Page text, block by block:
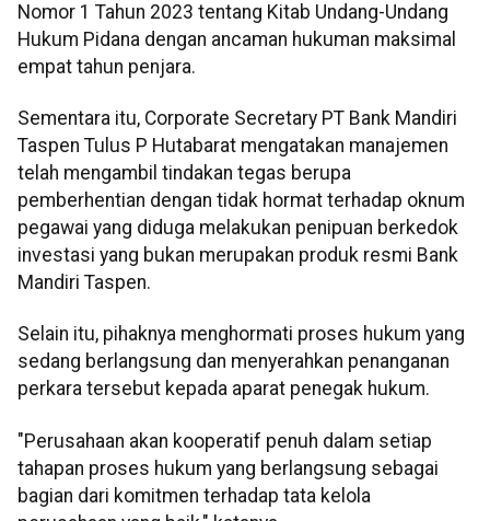
Nomor 1 Tahun 2023 tentang Kitab Undang-Undang
Hukum Pidana dengan ancaman hukuman maksimal
empat tahun penjara.
Sementara itu, Corporate Secretary PT Bank Mandiri
Taspen Tulus P Hutabarat mengatakan manajemen
telah mengambil tindakan tegas berupa
pemberhentian dengan tidak hormat terhadap oknum
pegawai yang diduga melakukan penipuan berkedok
investasi yang bukan merupakan produk resmi Bank
Mandiri Taspen.
Selain itu, pihaknya menghormati proses hukum yang
sedang berlangsung dan menyerahkan penanganan
perkara tersebut kepada aparat penegak hukum.
"Perusahaan akan kooperatif penuh dalam setiap
tahapan proses hukum yang berlangsung sebagai
bagian dari komitmen terhadap tata kelola